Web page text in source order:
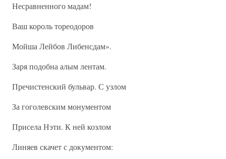
Несравненного мадам!
Ваш король тореодоров
Мойша Лейбов Либенсдам».
Заря подобна алым лентам.
Пречистенский бульвар. С узлом
За гоголевским монументом
Присела Нэти. К ней козлом
Линяев скачет с документом: